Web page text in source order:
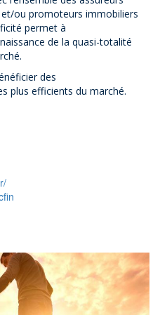
ou promoteurs immobiliers
permet à
de la quasi-totalité
des
plus efficients du marché.